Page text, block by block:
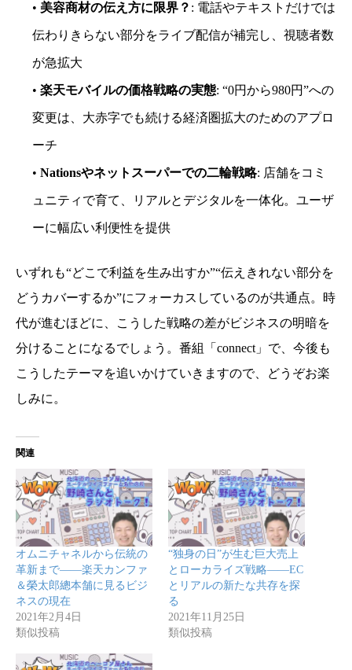
• 美容商材の伝え方に限界？ : 電話やテキストだけでは
伝わりきらない部分をライブ配信が補完し、視聴者数
が急拡大
• 楽天モバイルの価格戦略の実態: “0円から980円”への
変更は、大赤字でも続ける経済圏拡大のためのアプロ
ーチ
• Nationsやネットスーパーでの二輪戦略: 店舗をコミ
ュニティで育て、リアルとデジタルを一体化。ユーザ
ーに幅広い利便性を提供
いずれも“どこで利益を生み出すか”“伝えきれない部分を
どうカバーするか”にフォーカスしているのが共通点。時
代が進むほどに、こうした戦略の差がビジネスの明暗を
分けることになるでしょう。番組「connect」で、今後も
こうしたテーマを追いかけていきますので、どうぞお楽
しみに。
関連
オムニチャネルから伝統の
革新まで――楽天カンファ
＆榮太郎總本舗に見るビジ
ネスの現在
2021年2月4日
類似投稿
“独身の日”が生む巨大売上
とローカライズ戦略――EC
とリアルの新たな共存を探
る
2021年11月25日
類似投稿